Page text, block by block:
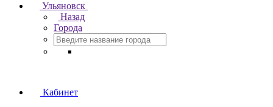
Ульяновск
Назад
Города
Кабинет